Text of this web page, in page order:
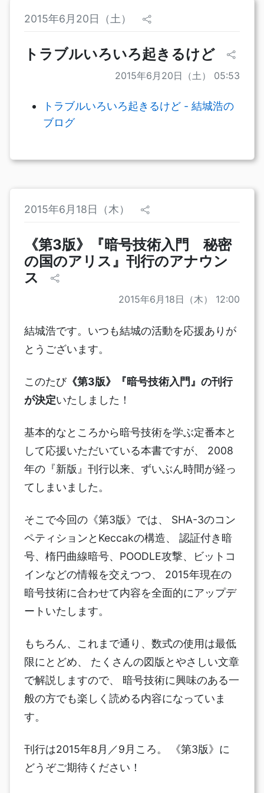
2015年6月20日（土）
トラブルいろいろ起きるけど
2015年6月20日（土） 05:53
トラブルいろいろ起きるけど - 結城浩の
ブログ
2015年6月18日（木）
《第3版》『暗号技術入門 秘密
の国のアリス』刊行のアナウン
ス
2015年6月18日（木） 12:00
結城浩です。いつも結城の活動を応援ありが
とうございます。
このたび《第3版》『暗号技術入門』の刊行
が決定いたしました！
基本的なところから暗号技術を学ぶ定番本と
して応援いただいている本書ですが、 2008
年の『新版』刊行以来、ずいぶん時間が経っ
てしまいました。
そこで今回の《第3版》では、 SHA-3のコン
ペティションとKeccakの構造、 認証付き暗
号、楕円曲線暗号、POODLE攻撃、ビットコ
インなどの情報を交えつつ、 2015年現在の
暗号技術に合わせて内容を全面的にアップデ
ートいたします。
もちろん、これまで通り、数式の使用は最低
限にとどめ、 たくさんの図版とやさしい文章
で解説しますので、 暗号技術に興味のある一
般の方でも楽しく読める内容になっていま
す。
刊行は2015年8月／9月ころ。 《第3版》に
どうぞご期待ください！